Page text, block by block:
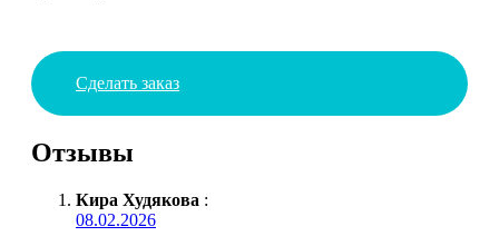
Сделать заказ
Отзывы
Кира Худякова :
08.02.2026